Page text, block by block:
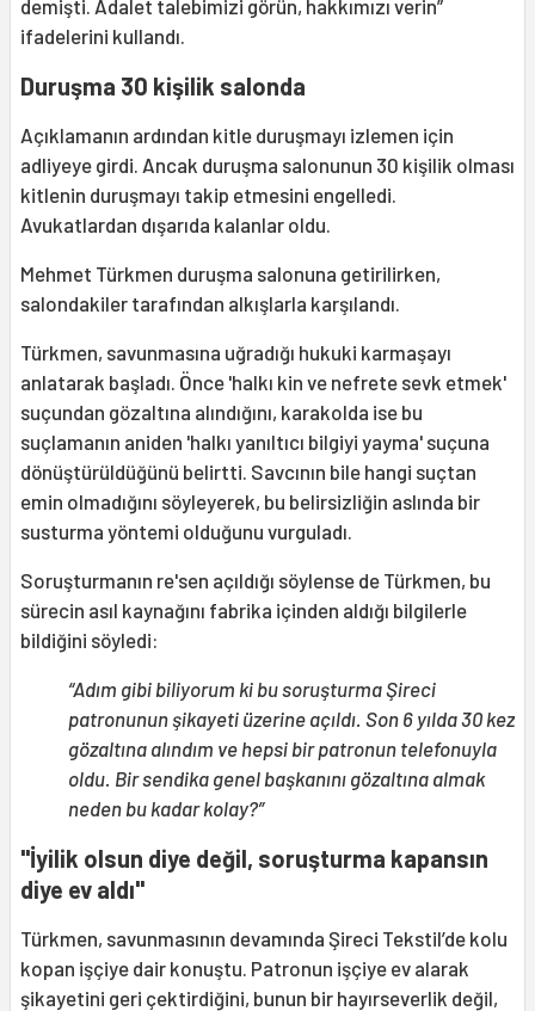
demişti. Adalet talebimizi görün, hakkımızı verin”
ifadelerini kullandı.
Duruşma 30 kişilik salonda
Açıklamanın ardından kitle duruşmayı izlemen için
adliyeye girdi. Ancak duruşma salonunun 30 kişilik olması
kitlenin duruşmayı takip etmesini engelledi.
Avukatlardan dışarıda kalanlar oldu.
Mehmet Türkmen duruşma salonuna getirilirken,
salondakiler tarafından alkışlarla karşılandı.
Türkmen, savunmasına uğradığı hukuki karmaşayı
anlatarak başladı. Önce 'halkı kin ve nefrete sevk etmek'
suçundan gözaltına alındığını, karakolda ise bu
suçlamanın aniden 'halkı yanıltıcı bilgiyi yayma' suçuna
dönüştürüldüğünü belirtti. Savcının bile hangi suçtan
emin olmadığını söyleyerek, bu belirsizliğin aslında bir
susturma yöntemi olduğunu vurguladı.
Soruşturmanın re'sen açıldığı söylense de Türkmen, bu
sürecin asıl kaynağını fabrika içinden aldığı bilgilerle
bildiğini söyledi:
“Adım gibi biliyorum ki bu soruşturma Şireci
patronunun şikayeti üzerine açıldı. Son 6 yılda 30 kez
gözaltına alındım ve hepsi bir patronun telefonuyla
oldu. Bir sendika genel başkanını gözaltına almak
neden bu kadar kolay?”
"İyilik olsun diye değil, soruşturma kapansın
diye ev aldı"
Türkmen, savunmasının devamında Şireci Tekstil’de kolu
kopan işçiye dair konuştu. Patronun işçiye ev alarak
şikayetini geri çektirdiğini, bunun bir hayırseverlik değil,